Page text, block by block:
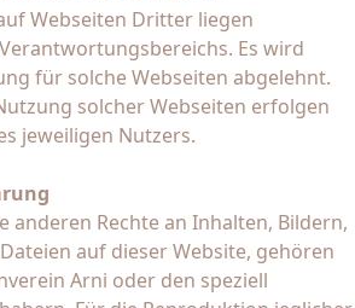
Webseiten Dritter liegen
Es wird
für solche Webseiten abgelehnt.
solcher Webseiten erfolgen
jeweiligen Nutzers.
anderen Rechte an Inhalten, Bildern,
auf dieser Website, gehören
Arni oder den speziell